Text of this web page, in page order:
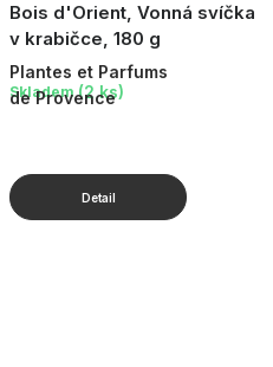
Bois d'Orient, Vonná svíčka
v krabičce, 180 g
Plantes et Parfums
de Provence
Skladem (2 ks)